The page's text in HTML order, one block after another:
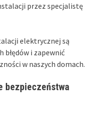
przez specjalistę
elektrycznej są
błędów i zapewnić
w naszych domach.
bezpieczeństwa